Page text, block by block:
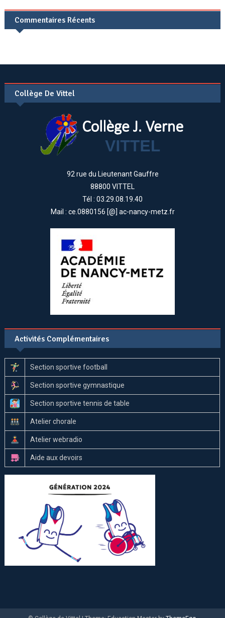
Commentaires Récents
Collège De Vittel
92 rue du Lieutenant Gauffre
88800 VITTEL
Tél : 03.29.08.19.40
Mail : ce.0880156 [@] ac-nancy-metz.fr
Activités Complémentaires
Section sportive football
Section sportive gymnastique
Section sportive tennis de table
Atelier chorale
Atelier webradio
Aide aux devoirs